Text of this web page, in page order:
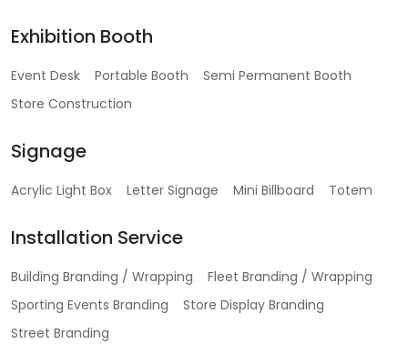
Exhibition Booth
Event Desk Portable Booth
Semi Permanent Booth
Store Construction
Signage
Acrylic Light Box Letter Signage Mini Billboard Totem
Installation Service
Building Branding / Wrapping
Fleet Branding / Wrapping
Sporting Events Branding
Store Display Branding
Street Branding